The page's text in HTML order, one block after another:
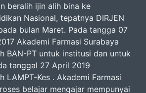
beralih ijin alih bina ke
Nasional, tepatnya DIRJEN
bulan Maret. Pada tangga 07
Akademi Farmasi Surabaya
BAN-PT untuk institusi dan untuk
tanggal 27 April 2019
LAMPT-Kes . Akademi Farmasi
belajar mengajar mempunyai